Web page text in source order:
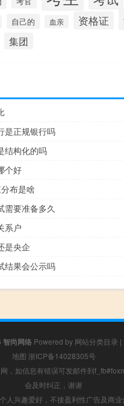
自己的 血亲 资格证
集团
是正规银行吗
结构化的吗
个好
布是啥
需要准备多久
系户
是央企
结果会公示吗
智尚网络 Powered by 网站分类目录 |
地图 浙ICP备14028305号
，如信息有错误可发邮件到
会及时纠正，谢谢
人兴趣爱好，不接盈利性广告及商业